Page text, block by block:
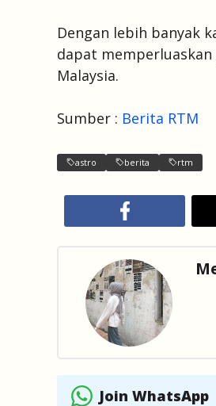
Dengan lebih banyak
dapat
Malaysia.
Sumber : Berita RTM
astro berita rtm
Join WhatsApp